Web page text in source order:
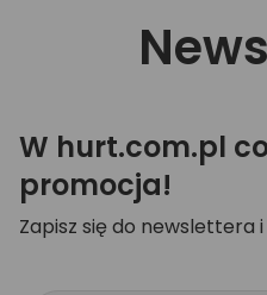
W hurt.com.pl
promocja!
Zapisz się do newslettera